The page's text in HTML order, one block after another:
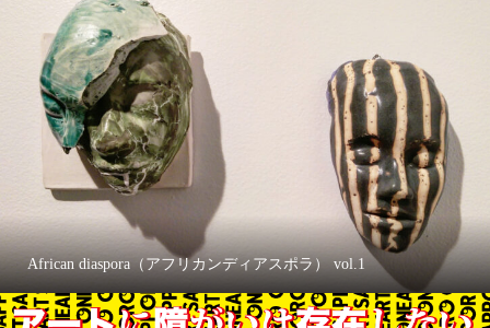
African diaspora（アフリカンディアスポラ） vol.1